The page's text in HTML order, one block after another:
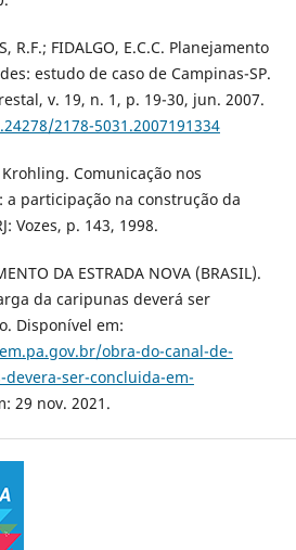
R.F.; FIDALGO, E.C.C. Planejamento
estudo de caso de Campinas-SP.
v. 19, n. 1, p. 19-30, jun. 2007.
2178-5031.2007191334
Krohling. Comunicação nos
participação na construção da
Vozes, p. 143, 1998.
DA ESTRADA NOVA (BRASIL).
da caripunas deverá ser
Disponível em:
obra-do-canal-de-
ser-concluida-em-
29 nov. 2021.